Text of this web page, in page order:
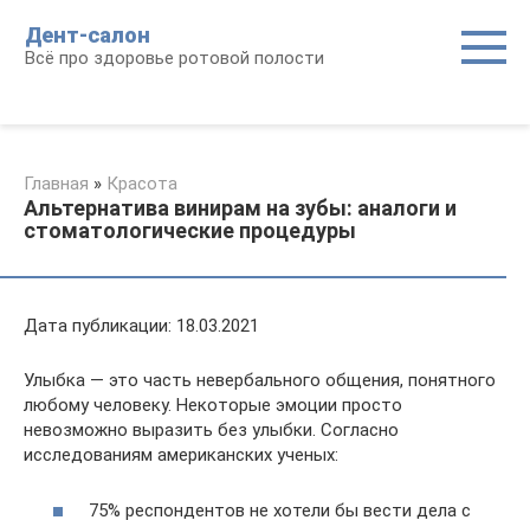
контенту
Дент-салон
Всё про здоровье ротовой полости
Главная » Красота
Альтернатива винирам на зубы: аналоги и
стоматологические процедуры
Дата публикации: 18.03.2021
Улыбка — это часть невербального общения, понятного
любому человеку. Некоторые эмоции просто
невозможно выразить без улыбки. Согласно
исследованиям американских ученых:
75% респондентов не хотели бы вести дела с